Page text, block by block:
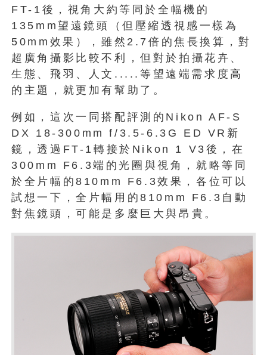
FT-1後，視角大約等同於全幅機的
135mm望遠鏡頭（但壓縮透視感一樣為
50mm效果），雖然2.7倍的焦長換算，對
超廣角攝影比較不利，但對於拍攝花卉、
生態、飛羽、人文.....等望遠端需求度高
的主題，就更加有幫助了。
例如，這次一同搭配評測的Nikon AF-S
DX 18-300mm f/3.5-6.3G ED VR新
鏡，透過FT-1轉接於Nikon 1 V3後，在
300mm F6.3端的光圈與視角，就略等同
於全片幅的810mm F6.3效果，各位可以
試想一下，全片幅用的810mm F6.3自動
對焦鏡頭，可能是多麼巨大與昂貴。